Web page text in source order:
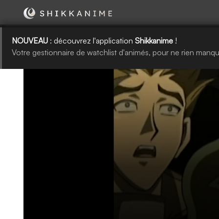
NOUVEAU : découvrez l'application Shikkanime !
Votre gestionnaire de watchlist d'animés, pour ne rien